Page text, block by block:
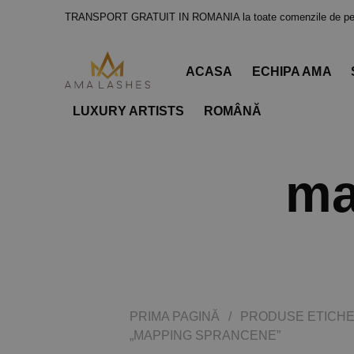
TRANSPORT GRATUIT IN ROMANIA la toate comenzile de
ACASA ECHIPA AMA
LUXURY ARTISTS ROMÂNĂ
PRIMA PAGINĂ /
PRODUSE
„MAPPING SPRANCENE”